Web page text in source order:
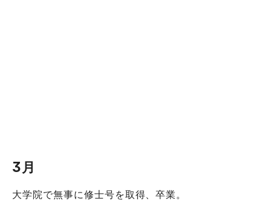
3月
大学院で無事に修士号を取得、卒業。